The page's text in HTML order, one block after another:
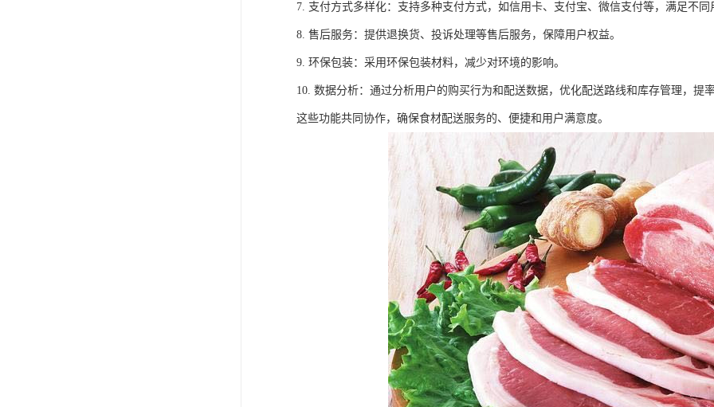
7. 支付方式多样化：支持多种支付方式，如信用卡、支付宝、微信支付等，满足不
8. 售后服务：提供退换货、投诉处理等售后服务，保障用户权益。
9. 环保包装：采用环保包装材料，减少对环境的影响。
10. 数据分析：通过分析用户的购买行为和配送数据，优化配送路线和库存管理，提
这些功能共同协作，确保食材配送服务的、便捷和用户满意度。